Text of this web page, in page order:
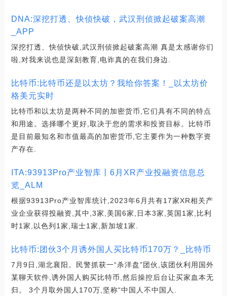
DNA:深挖打透、快侦快破，武汉刑侦掀起破案高潮
_APP
深挖打透、快侦快破,武汉刑侦掀起破案高潮 真是太感谢你们
啦,对我来说也是深刻教育,电诈真的在我们身边.
比特币:比特币还是以太坊？我给你答案！_以太坊价
格美元实时
比特币和以太坊是两种不同的加密货币,它们具有不同的特点
和用途。选择哪个更好,取决于您的需求和投资目标。比特币
是目前最知名和市值最高的加密货币,它主要作为一种数字资
产存在.
ITA:93913Pro产业智库丨6月XR产业投融资信息总
览_ALM
根据93913Pro产业智库统计,2023年6月共有17家XR相关产
业企业获得投融资,其中,3家,美国6家,日本3家,英国1家,比利
时1家,以色列1家,瑞士1家,新加坡1家.
比特币:团伙3个月诱外国人买比特币170万？_比特币
7月9日,湖北襄阳。民警抓获一“杀洋盘”团伙,该团伙利用国外
某聊天软件,诱外国人购买比特币,然后操控后台让买家血本无
归。 3个月取外国人170万,坚称“中国人不中国人.